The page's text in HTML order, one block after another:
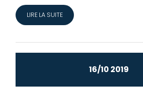
LIRE LA SUITE
16/10 2019